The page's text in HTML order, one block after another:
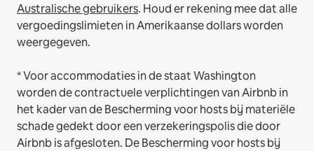
Australische gebruikers. Houd er rekening mee dat alle
vergoedingslimieten in Amerikaanse dollars worden
weergegeven.
* Voor accommodaties in de staat Washington
worden de contractuele verplichtingen van Airbnb in
het kader van de Bescherming voor hosts bij materiële
schade gedekt door een verzekeringspolis die door
Airbnb is afgesloten. De Bescherming voor hosts bij